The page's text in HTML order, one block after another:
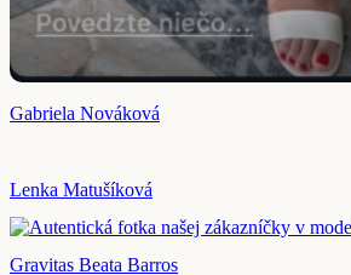
Gabriela Nováková
Lenka Matušíková
Gravitas Beata Barros